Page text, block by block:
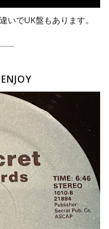
でUK盤もあります。